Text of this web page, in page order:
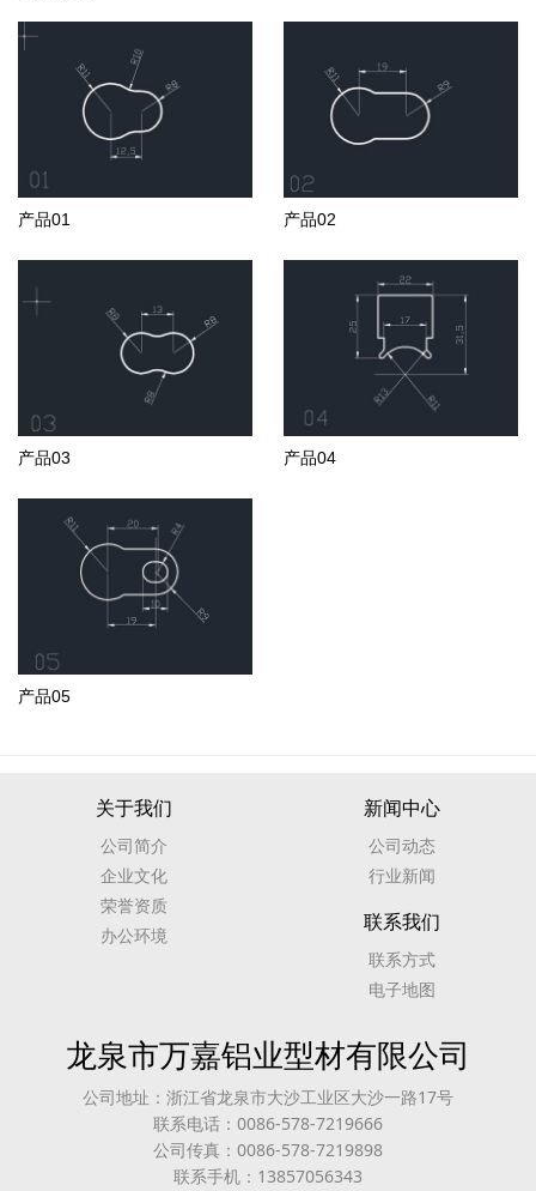
产品01 产品02
产品03 产品04
产品05
关于我们
公司简介
企业文化
荣誉资质
办公环境
新闻中心
公司动态
行业新闻
联系我们
联系方式
电子地图
龙泉市万嘉铝业型材有限公司
公司地址：浙江省龙泉市大沙工业区大沙一路17号
联系电话：0086-578-7219666
公司传真：0086-578-7219898
联系手机：13857056343